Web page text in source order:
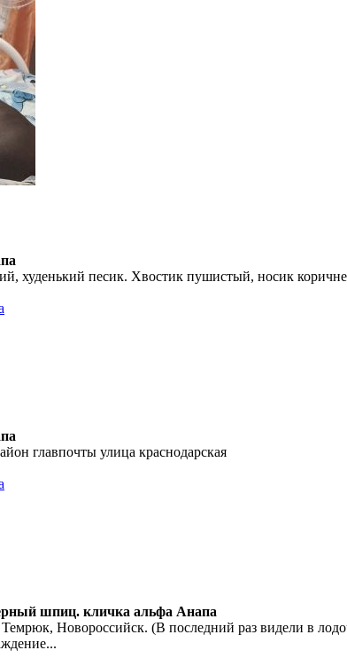
худенький песик. Хвостик пушистый, носик
главпочты улица краснодарская
шпиц. кличка альфа Анапа
Новороссийск. (В последний раз видели в